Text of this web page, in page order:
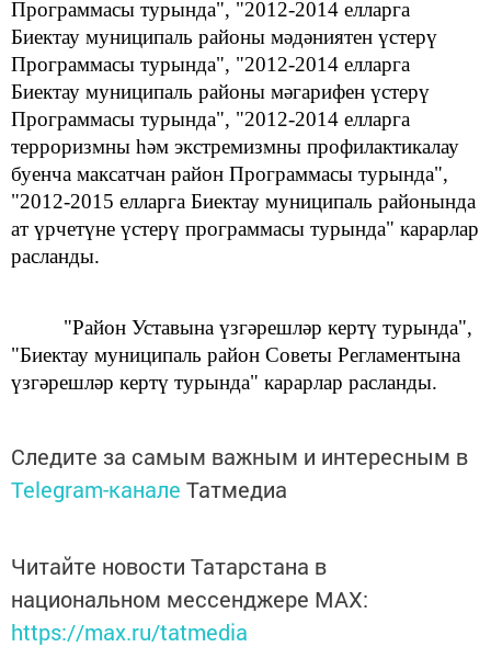
Программасы турында", "2012-2014 елларга
Биектау муниципаль районы мәдәниятен үстерү
Программасы турында", "2012-2014 елларга
Биектау муниципаль районы мәгарифен үстерү
Программасы турында", "2012-2014 елларга
терроризмны һәм экстремизмны профилактикалау
буенча максатчан район Программасы турында",
"2012-2015 елларга Биектау муниципаль районында
ат үрчетүне үстерү программасы турында" карарлар
расланды.
"Район Уставына үзгәрешләр кертү турында",
"Биектау муниципаль район Советы Регламентына
үзгәрешләр кертү турында" карарлар расланды.
Следите за самым важным и интересным в
Telegram-канале Татмедиа
Читайте новости Татарстана в
национальном мессенджере MАХ:
https://max.ru/tatmedia